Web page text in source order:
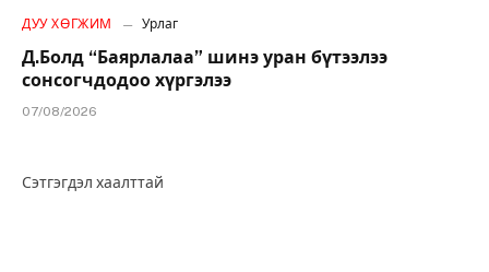
ДУУ ХӨГЖИМ Урлаг
Д.Болд “Баярлалаа” шинэ уран бүтээлээ
сонсогчдодоо хүргэлээ
07/08/2026
Сэтгэгдэл хаалттай